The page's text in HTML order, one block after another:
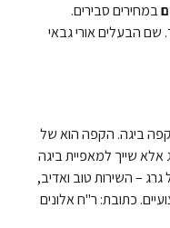
במחירים סבירים.
שם הבעלים אורי גבאי
קפה ביגה. הקפה הוא של
שייך למאפיית ביגה
– השירות טוב ואדיב,
כתובת: ר"ח אלונים